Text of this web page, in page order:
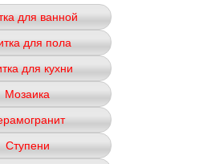
для ванной
для пола
для кухни
Мозаика
Ступени